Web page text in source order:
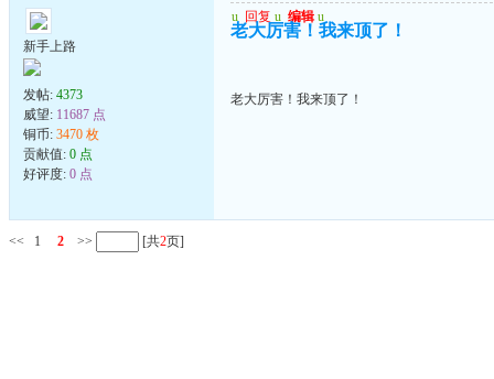
新手上路
发帖: 4373
威望: 11687 点
铜币: 3470 枚
贡献值: 0 点
好评度: 0 点
u 回复 u 编辑 u
老大厉害！我来顶了！
老大厉害！我来顶了！
<< 1 2 >> [共2页]